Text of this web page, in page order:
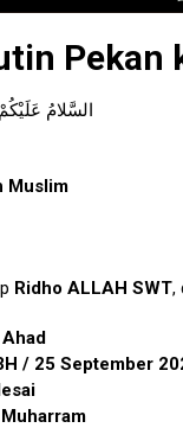
Pekan
السَّلامُ
Muslim
Ridho ALLAH SWT,
/ 25 September